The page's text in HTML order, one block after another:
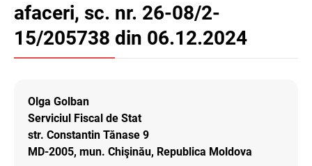
afaceri, sc. nr. 26-08/2-
15/205738 din 06.12.2024
Olga Golban
Serviciul Fiscal de Stat
str. Constantin Tănase 9
MD-2005, mun. Chişinău, Republica Moldova